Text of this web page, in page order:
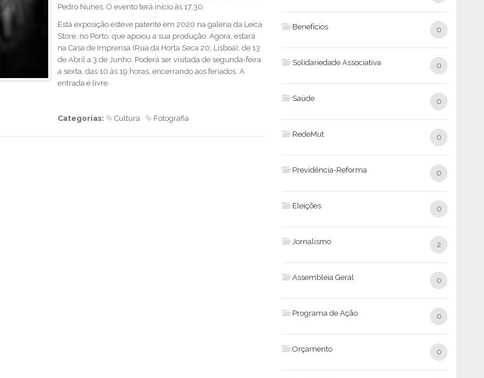
Pedro Nunes. O evento terá início às 17:30.
Esta exposição esteve patente em 2020 na galeria da Leica
Store, no Porto, que apoiou a sua produção. Agora, estará
na Casa de Imprensa (Rua da Horta Seca 20, Lisboa), de 13
de Abril a 3 de Junho. Poderá ser visitada de segunda-feira
a sexta, das 10 às 19 horas, encerrando aos feriados. A
entrada é livre.
Categorias: Cultura Fotografia
Benefícios 0
Solidariedade Associativa 0
Saúde 0
RedeMut 0
Previdência-Reforma 0
Eleições 0
Jornalismo 2
Assembleia Geral 0
Programa de Ação 0
Orçamento 0